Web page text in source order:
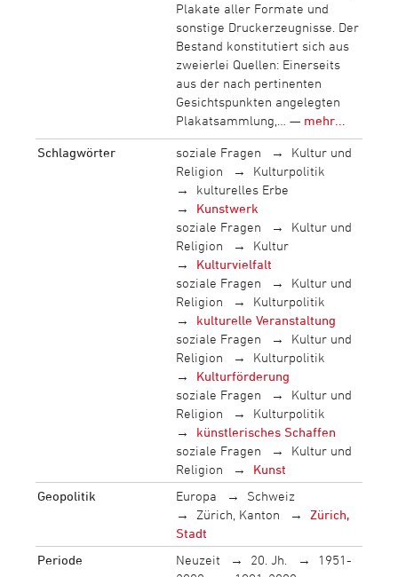
Plakate aller Formate und
sonstige Druckerzeugnisse. Der
Bestand konstitutiert sich aus
zweierlei Quellen: Einerseits
aus der nach pertinenten
Gesichtspunkten angelegten
Plakatsammlung,… — mehr...
Schlagwörter soziale Fragen
Kultur und
Religion
Kulturpolitik
kulturelles Erbe
Kunstwerk
soziale Fragen
Kultur und
Religion
Kultur
Kulturvielfalt
soziale Fragen
Kultur und
Religion
Kulturpolitik
kulturelle Veranstaltung
soziale Fragen
Kultur und
Religion
Kulturpolitik
Kulturförderung
soziale Fragen
Kultur und
Religion
Kulturpolitik
künstlerisches Schaffen
soziale Fragen
Kultur und
Religion
Kunst
Geopolitik
Europa
Schweiz
Zürich, Kanton
Zürich,
Stadt
Periode
Neuzeit 20. Jh.
1951-